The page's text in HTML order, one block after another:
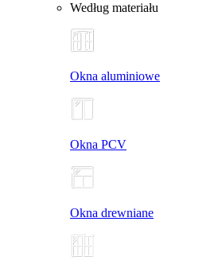
Według materiału
Okna aluminiowe
Okna PCV
Okna drewniane